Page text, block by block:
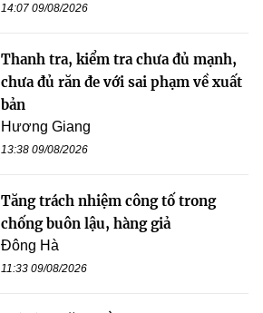
14:07 09/08/2026
Thanh tra, kiểm tra chưa đủ mạnh,
chưa đủ răn đe với sai phạm về xuất
bản
Hương Giang
13:38 09/08/2026
Tăng trách nhiệm công tố trong
chống buôn lậu, hàng giả
Đông Hà
11:33 09/08/2026